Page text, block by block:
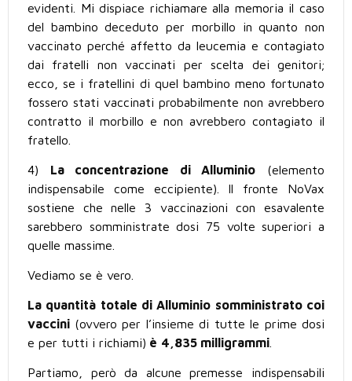
evidenti. Mi dispiace richiamare alla memoria il caso
del bambino deceduto per morbillo in quanto non
vaccinato perché affetto da leucemia e contagiato
dai fratelli non vaccinati per scelta dei genitori;
ecco, se i fratellini di quel bambino meno fortunato
fossero stati vaccinati probabilmente non avrebbero
contratto il morbillo e non avrebbero contagiato il
fratello.
4) La concentrazione di Alluminio (elemento
indispensabile come eccipiente). Il fronte NoVax
sostiene che nelle 3 vaccinazioni con esavalente
sarebbero somministrate dosi 75 volte superiori a
quelle massime.
Vediamo se è vero.
La quantità totale di Alluminio somministrato coi
vaccini (ovvero per l’insieme di tutte le prime dosi
e per tutti i richiami) è 4,835 milligrammi
Partiamo, però da alcune premesse indispensabili